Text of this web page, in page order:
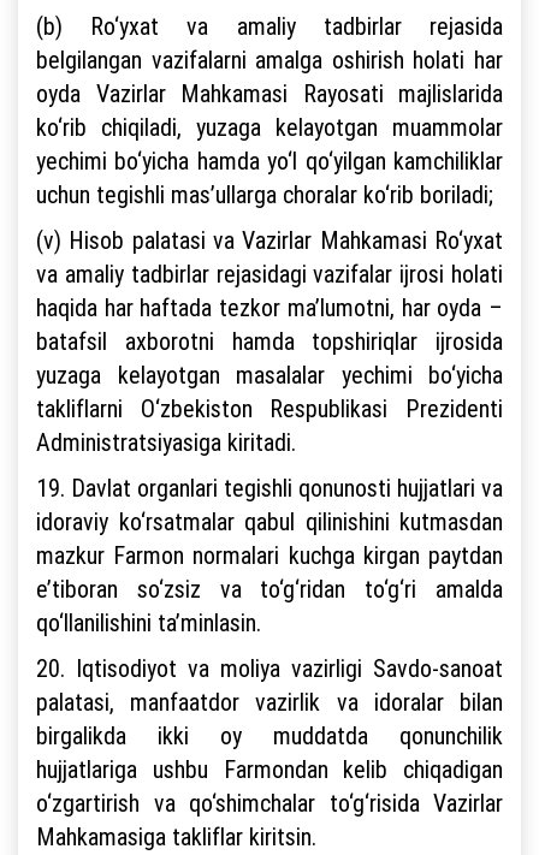
(b) Ro‘yxat va amaliy tadbirlar rejasida
belgilangan vazifalarni amalga oshirish holati har
oyda Vazirlar Mahkamasi Rayosati majlislarida
ko‘rib chiqiladi, yuzaga kelayotgan muammolar
yechimi bo‘yicha hamda yo‘l qo‘yilgan kamchiliklar
uchun tegishli mas’ullarga choralar ko‘rib boriladi;
(v) Hisob palatasi va Vazirlar Mahkamasi Ro‘yxat
va amaliy tadbirlar rejasidagi vazifalar ijrosi holati
haqida har haftada tezkor ma’lumotni, har oyda –
batafsil axborotni hamda topshiriqlar ijrosida
yuzaga kelayotgan masalalar yechimi bo‘yicha
takliflarni O‘zbekiston Respublikasi Prezidenti
Administratsiyasiga kiritadi.
19. Davlat organlari tegishli qonunosti hujjatlari va
idoraviy ko‘rsatmalar qabul qilinishini kutmasdan
mazkur Farmon normalari kuchga kirgan paytdan
e’tiboran so‘zsiz va to‘g‘ridan to‘g‘ri amalda
qo‘llanilishini ta’minlasin.
20. Iqtisodiyot va moliya vazirligi Savdo-sanoat
palatasi, manfaatdor vazirlik va idoralar bilan
birgalikda ikki oy muddatda qonunchilik
hujjatlariga ushbu Farmondan kelib chiqadigan
o‘zgartirish va qo‘shimchalar to‘g‘risida Vazirlar
Mahkamasiga takliflar kiritsin.